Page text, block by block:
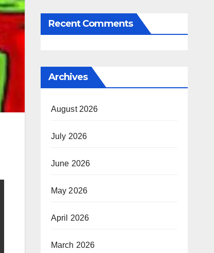
Recent Comments
Archives
August 2026
July 2026
June 2026
May 2026
April 2026
March 2026